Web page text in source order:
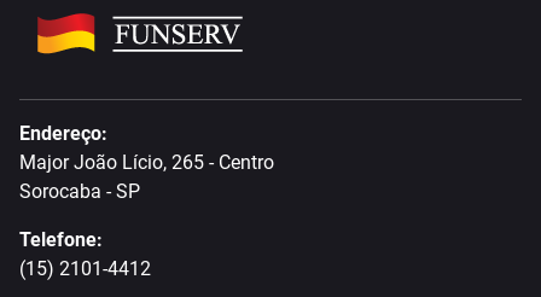
Endereço:
Major João Lício, 265 - Centro
Sorocaba - SP
Telefone:
(15) 2101-4412